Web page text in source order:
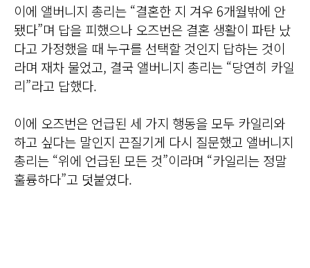
이에 앨버니지 총리는 “결혼한 지 겨우 6개월밖에 안
됐다”며 답을 피했으나 오즈번은 결혼 생활이 파탄 났
다고 가정했을 때 누구를 선택할 것인지 답하는 것이
라며 재차 물었고, 결국 앨버니지 총리는 “당연히 카일
리”라고 답했다.
이에 오즈번은 언급된 세 가지 행동을 모두 카일리와
하고 싶다는 말인지 끈질기게 다시 질문했고 앨버니지
총리는 “위에 언급된 모든 것”이라며 “카일리는 정말
훌륭하다”고 덧붙였다.